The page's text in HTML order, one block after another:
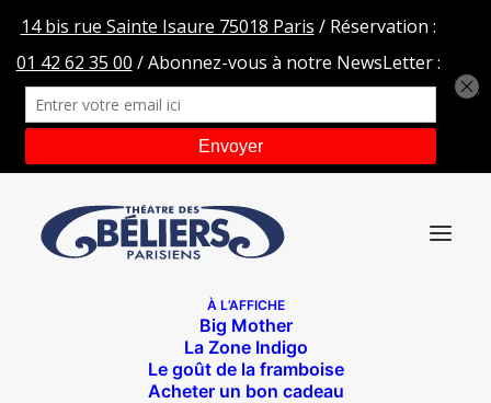
À L’AFFICHE
Big Mother
La Zone Indigo
Le goût de la framboise
Acheter un bon cadeau
A NL
Accueil Les béliers en tournée